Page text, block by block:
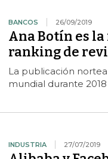
BANCOS 26/09/2019
Ana Botín es
ranking de
La publicación
mundial durante 2018
INDUSTRIA 27/07/2019